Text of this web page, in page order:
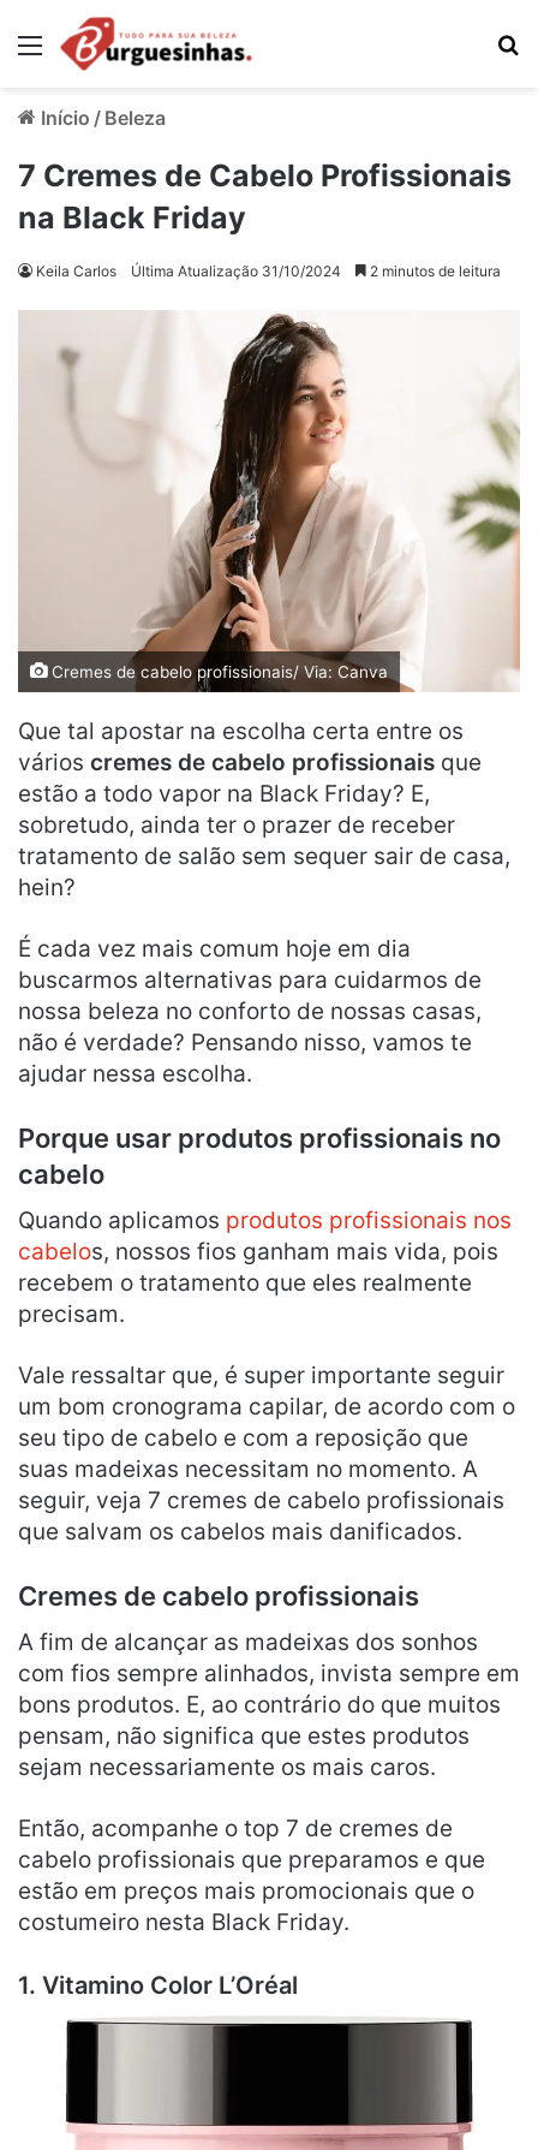
Menu
Início / Beleza
7 Cremes de Cabelo Profissionais
na Black Friday
Keila Carlos Última Atualização 31/10/2024 2 minutos de leitura
Cremes de cabelo profissionais/ Via: Canva
Que tal apostar na escolha certa entre os
vários cremes de cabelo profissionais que
estão a todo vapor na Black Friday? E,
sobretudo, ainda ter o prazer de receber
tratamento de salão sem sequer sair de casa,
hein?
É cada vez mais comum hoje em dia
buscarmos alternativas para cuidarmos de
nossa beleza no conforto de nossas casas,
não é verdade? Pensando nisso, vamos te
ajudar nessa escolha.
Porque usar produtos profissionais no
cabelo
Quando aplicamos produtos profissionais nos
cabelos, nossos fios ganham mais vida, pois
recebem o tratamento que eles realmente
precisam.
Vale ressaltar que, é super importante seguir
um bom cronograma capilar, de acordo com o
seu tipo de cabelo e com a reposição que
suas madeixas necessitam no momento. A
seguir, veja 7 cremes de cabelo profissionais
que salvam os cabelos mais danificados.
Cremes de cabelo profissionais
A fim de alcançar as madeixas dos sonhos
com fios sempre alinhados, invista sempre em
bons produtos. E, ao contrário do que muitos
pensam, não significa que estes produtos
sejam necessariamente os mais caros.
Então, acompanhe o top 7 de cremes de
cabelo profissionais que preparamos e que
estão em preços mais promocionais que o
costumeiro nesta Black Friday.
1. Vitamino Color L’Oréal